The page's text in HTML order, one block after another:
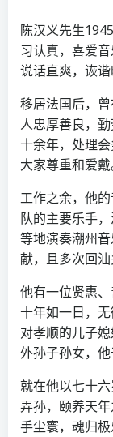
陈汉义先生
习认真，喜爱
说话直爽，诙谐
移居法国后，
人忠厚善良，
十余年，处理
大家尊重和爱戴
工作之余，他
队的主要乐手
等地演奏潮州
献，且多次回汕
他有一位贤惠
十年如一日，
对孝顺的儿子
外孙子孙女，他
就在他以七十
弄孙，颐养天
手尘寰，魂归